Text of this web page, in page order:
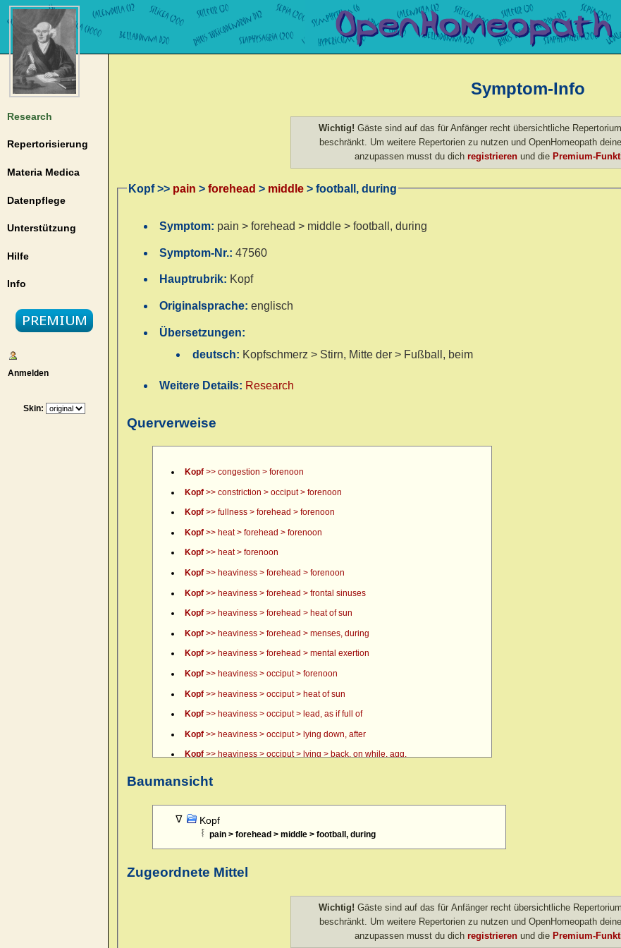
Research
Repertorisierung
Materia Medica
Datenpflege
Unterstützung
Hilfe
Info
Anmelden
Skin:
Symptom-Info
Wichtig! Gäste sind auf das für Anfänger recht übersichtliche
beschränkt. Um weitere Repertorien zu nutzen und OpenHomeopath
anzupassen musst du dich registrieren und die Premium-
Kopf >> pain > forehead > middle > football, during
Symptom: pain > forehead > middle > football, during
Symptom-Nr.:47560
Hauptrubrik: Kopf
Originalsprache:englisch
Übersetzungen:
deutsch: Kopfschmerz > Stirn, Mitte der > Fußball, beim
Weitere Details: Research
Querverweise
Kopf>> congestion > forenoon
Kopf>> constriction > occiput > forenoon
Kopf>> fullness > forehead > forenoon
Kopf>> heat > forehead > forenoon
Kopf>> heat > forenoon
Kopf>> heaviness > forehead > forenoon
Kopf>> heaviness > forehead > frontal sinuses
Kopf>> heaviness > forehead > heat of sun
Kopf>> heaviness > forehead > menses, during
Kopf>> heaviness > forehead > mental exertion
Kopf>> heaviness > occiput > forenoon
Kopf>> heaviness > occiput > heat of sun
Kopf>> heaviness > occiput > lead, as if full of
Kopf>> heaviness > occiput > lying down, after
Kopf>> heaviness > occiput > lying > back, on while, agg.
Kopf
Kopf >> pain > boring > forehead > eyes, over > forenoon > 10 a.m.
Kopf>> pain > boring > forehead > eyes, over > forenoon > 11 a.m.
Kopf>> pain > boring > temples > forenoon
>> pain > boring > temples > heat agg.
>> pain > boring > temples > inward
Baumansicht
Kopf
pain > forehead > middle > football, during
Zugeordnete Mittel
Wichtig! Gäste sind auf das für Anfänger recht übersichtliche
beschränkt. Um weitere Repertorien zu nutzen und OpenHomeopath
anzupassen musst du dich registrieren und die Premium-